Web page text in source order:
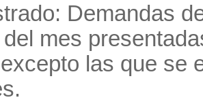
Demandas
mes
las que se